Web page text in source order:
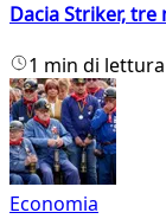
Dacia Striker,
1 min di lettura
Economia